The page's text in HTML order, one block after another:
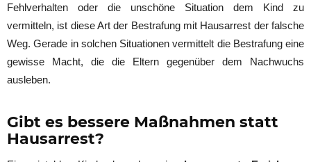
Fehlverhalten oder die unschöne Situation dem Kind zu
vermitteln, ist diese Art der Bestrafung mit Hausarrest der falsche
Weg. Gerade in solchen Situationen vermittelt die Bestrafung eine
gewisse Macht, die die Eltern gegenüber dem Nachwuchs
ausleben.
Gibt es bessere Maßnahmen statt
Hausarrest?